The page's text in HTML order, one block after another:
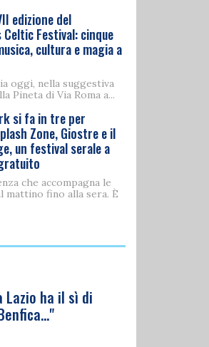
edizione del
Celtic Festival: cinque
cultura e magia a
oggi, nella suggestiva
Pineta di Via Roma a...
si fa in tre per
Zone, Giostre e il
un festival serale a
che accompagna le
mattino fino alla sera. È
Lazio ha il sì di